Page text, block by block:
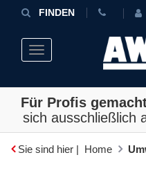
FINDEN
Toggle navigation
Für Profis
sich ausschließlich
Sie sind hier | Home